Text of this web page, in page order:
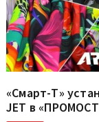
«Смарт-Т»
JET в